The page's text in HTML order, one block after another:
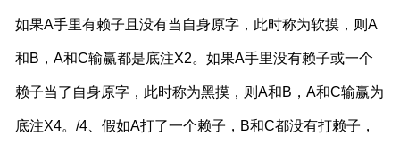
如果A手里有赖子且没有当自身原字，此时称为软摸，则A
和B，A和C输赢都是底注X2。如果A手里没有赖子或一个
赖子当了自身原字，此时称为黑摸，则A和B，A和C输赢为
底注X4。/4、假如A打了一个赖子，B和C都没有打赖子，